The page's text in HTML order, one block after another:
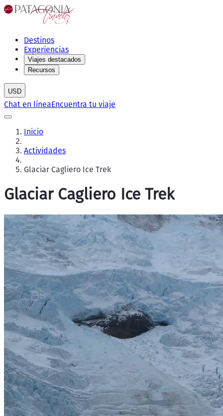
Destinos
Experiencias
Viajes destacados
Recursos
USD
Chat en líneaEncuentra tu viaje
Inicio
Actividades
Glaciar Cagliero Ice Trek
Glaciar Cagliero Ice Trek